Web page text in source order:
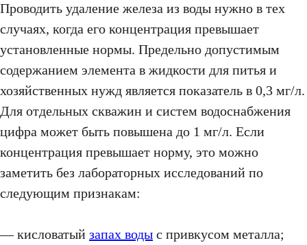
Проводить удаление железа из воды нужно в тех
случаях, когда его концентрация превышает
установленные нормы. Предельно допустимым
содержанием элемента в жидкости для питья и
хозяйственных нужд является показатель в 0,3 мг/л.
Для отдельных скважин и систем водоснабжения
цифра может быть повышена до 1 мг/л. Если
концентрация превышает норму, это можно
заметить без лабораторных исследований по
следующим признакам:
— кисловатый запах воды с привкусом металла;